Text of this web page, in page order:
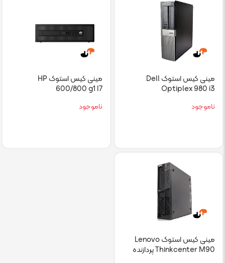
مینی کیس استوک Dell
Optiplex 980 i3
ناموجود
مینی کیس استوک HP
600/800 g1 I7
ناموجود
مینی کیس استوک Lenovo
Thinkcenter M90 پردازنده